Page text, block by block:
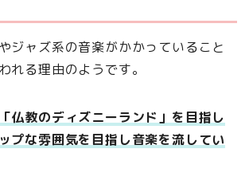
ジャズ系の音楽がかかっていること
れる理由のようです。
「仏教のディズニーランド」を目指し
プな雰囲気を目指し音楽を流してい